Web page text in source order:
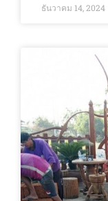
ธันวาคม 14, 2024